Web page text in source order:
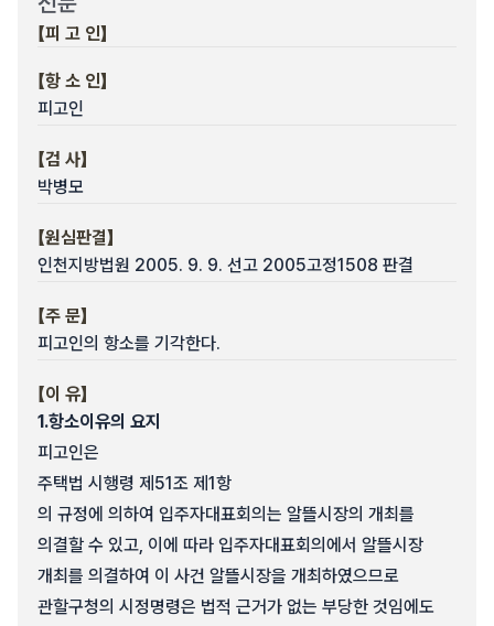
【피 고 인】
【항 소 인】
피고인
【검 사】
박병모
【원심판결】
인천지방법원 2005. 9. 9. 선고 2005고정1508 판결
【주 문】
피고인의 항소를 기각한다.
【이 유】
1.항소이유의 요지
피고인은
주택법 시행령 제51조 제1항
의 규정에 의하여 입주자대표회의는 알뜰시장의 개최를
의결할 수 있고, 이에 따라 입주자대표회의에서 알뜰시장
개최를 의결하여 이 사건 알뜰시장을 개최하였으므로
관할구청의 시정명령은 법적 근거가 없는 부당한 것임에도